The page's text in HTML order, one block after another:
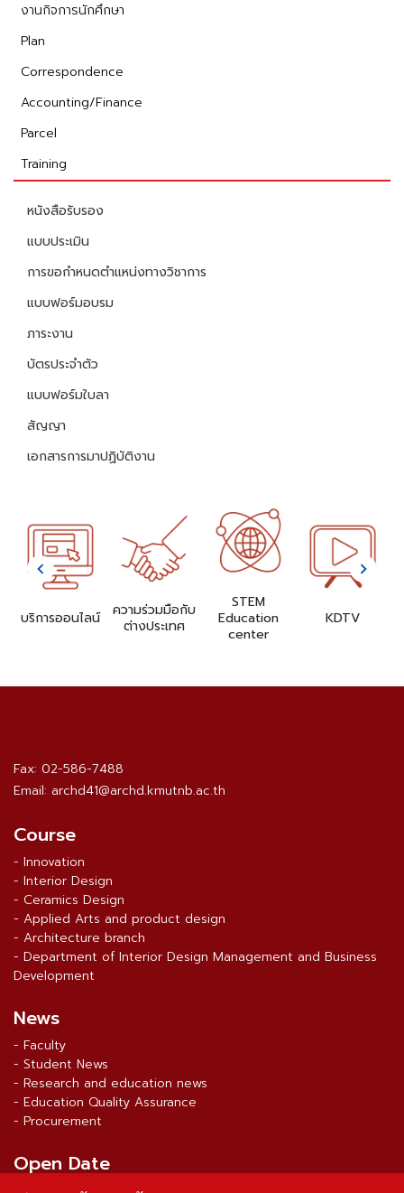
งานกิจการนักศึกษา
Plan
Correspondence
Accounting/Finance
Parcel
Training
หนังสือรับรอง
แบบประเมิน
การขอกำหนดตำแหน่งทางวิชาการ
แบบฟอร์มอบรม
ภาระงาน
บัตรประจำตัว
แบบฟอร์มใบลา
สัญญา
เอกสารการมาปฏิบัติงาน
บริการออนไลน์
ความร่วมมือกับ
ต่างประเทศ
STEM
Education
center
KDTV
Fax: 02-586-7488
Email: archd41@archd.kmutnb.ac.th
Course
- Innovation
- Interior Design
- Ceramics Design
- Applied Arts and product design
- Architecture branch
- Department of Interior Design Management and Business
Development
News
- Faculty
- Student News
- Research and education news
- Education Quality Assurance
- Procurement
Open Date